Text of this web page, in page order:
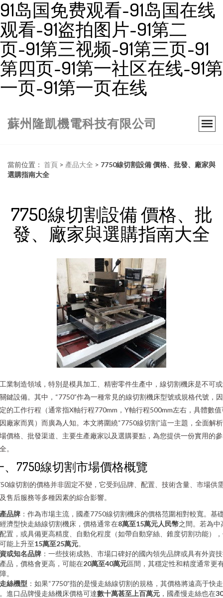
91岛国免费观看-91岛国在线
观看-91盗拍图片-91第二
页-91第三视频-91第三页-91
第四页-91第一社区在线-91第
一页-91第一页在线
蘇州隆凱機電科技有限公司
當前位置： 首頁 > 產品大全 > 7750線切割設備 價格、批發、廠家與
選購指南大全
7750線切割設備 價格、批
發、廠家與選購指南大全
業制造領域，特別是模具加工、精密零件生產中，線切割機床是不可
鍵設備。其中，“7750”作為一種常見的線切割機床型號或規格代號，
的工作行程（通常指X軸行程770mm，Y軸行程500mm左右，具體數值
廠家而異）而廣為人知。本文將圍繞“7750線切割”這一主題，全面解
價格、批發渠道、主要生產廠家以及選購要點，為您提供一份實用的
。
、7750線切割市場價格概覽
線切割的價格并非固定不變，它受到品牌、配置、技術含量、市場供
售后服務等多種因素的綜合影響。
品牌 ：作為市場主流，國產7750線切割機床的價格范圍相對較寬。基
濟型快走絲線切割機床，價格通常在8萬至15萬元人民幣之間。若為中
置，或具備更高精度、自動化程度（如帶自動穿絲、錐度切割功能）
能上升至15萬至25萬元。
或知名品牌 ：一些技術成熟、市場口碑好的國內領先品牌或具有外資
品，價格會更高，可能在20萬至40萬元區間，其穩定性和精度通常更
。
絲機型 ：如果“7750”指的是慢走絲線切割的規格，其價格將遠高于快走
進口品牌慢走絲機床價格可達數十萬甚至上百萬元 ，國產慢走絲也在